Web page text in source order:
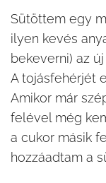
Sütöttem egy
ilyen kevés
bekeverni) az
A tojásfehérjét
Amikor már
felével még
a cukor másik
hozzáadtam a